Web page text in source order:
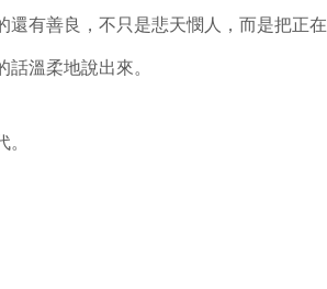
有善良，不只是悲天憫人，而是把正在
溫柔地說出來。